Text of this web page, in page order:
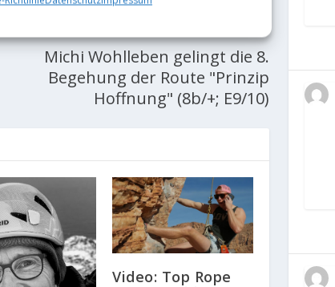
Michi Wohlleben gelingt die 8.
Begehung der Route "Prinzip
Hoffnung" (8b/+; E9/10)
Video: Top Rope